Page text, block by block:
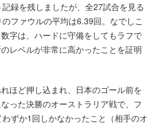
記録を残しましたが、全27試合を見る
ファウルの平均は6.39回。なでしこ
字は、ハードに守備をしてもラフで
レベルが非常に高かったことを証明
ほど押し込まれ、日本のゴール前を
った決勝のオーストラリア戦で、フ
ずか1回しかなかったこと（相手のオ